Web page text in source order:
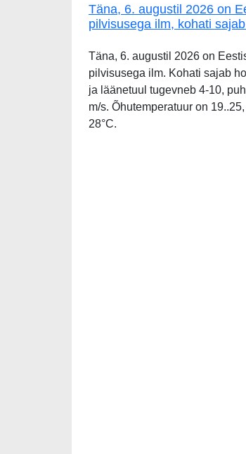
Täna, 6. augustil 2026 on
pilvisusega ilm, kohati
Täna, 6. augustil 2026 on
pilvisusega ilm. Kohati sajab
ja läänetuul tugevneb 4-10,
m/s. Õhutemperatuur on
28°C.